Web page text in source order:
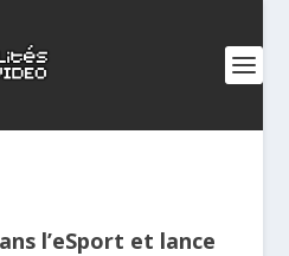
l’eSport et lance